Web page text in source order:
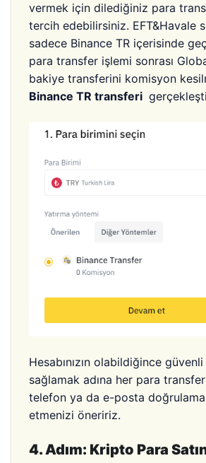
vermek için dilediğiniz para
tercih edebilirsiniz. EFT&Havale
sadece Binance TR içerisinde
para transfer işlemi sonrası
bakiye transferini komisyon
Binance TR transferi
Hesabınızın olabildiğince güvenli
sağlamak adına her para
telefon ya da e-posta
etmenizi öneririz.
4. Adım: Kripto Para